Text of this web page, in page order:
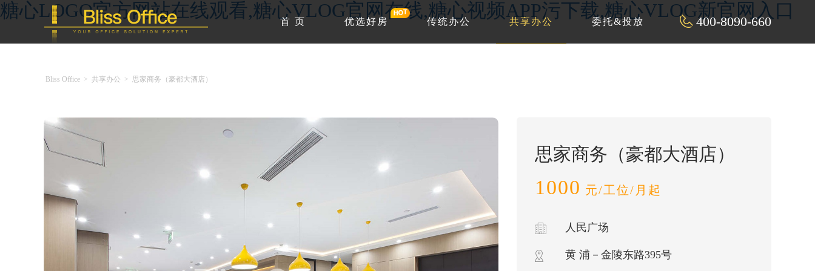
糖心LOGO官方网站在线观看,糖心VLOG官网在线,糖心视频APP污下载,糖心VLOG新官网入口
400-8090-660
首 页 优选好房 传统办公 共享办公 委托&投放
Bliss Office > 共享办公 > 思家商务（豪都大酒店）
思家商务（豪都大酒店）
1000 元/工位/月起
人民广场
黄 浦－金陵东路395号